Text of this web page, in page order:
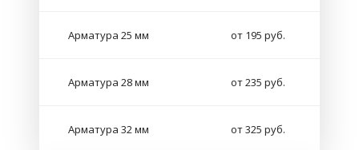
Арматура 25 мм от 195 руб.
Арматура 28 мм от 235 руб.
Арматура 32 мм от 325 руб.